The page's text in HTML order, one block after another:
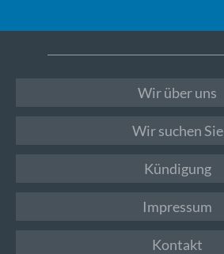
Wir über uns
Wir suchen Sie
Kündigung
Impressum
Kontakt